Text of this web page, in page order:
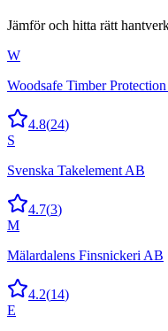
Jämför och hitta rätt
W
Woodsafe Timber
4.8(24)
S
Svenska Takelement AB
4.7(3)
M
Mälardalens Finsnickeri AB
4.2(14)
E